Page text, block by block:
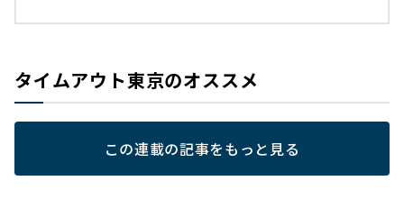
タイムアウト東京のオススメ
この連載の記事をもっと見る